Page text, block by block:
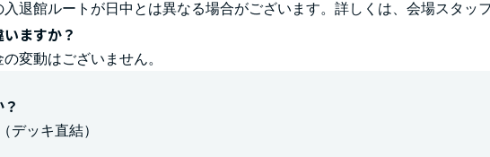
入退館ルートが日中とは異なる場合がございます。詳しくは、会場スタッ
ますか？
変動はございません。
デッキ直結）